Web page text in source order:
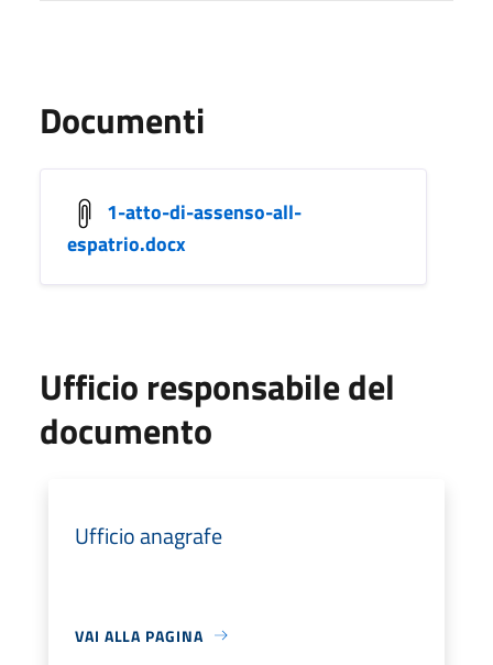
Documenti
1-atto-di-assenso-all-
espatrio.docx
Ufficio responsabile del
documento
Ufficio anagrafe
VAI ALLA PAGINA